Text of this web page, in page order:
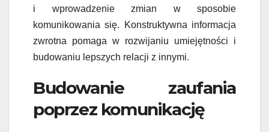
i wprowadzenie zmian w sposobie
komunikowania się. Konstruktywna informacja
zwrotna pomaga w rozwijaniu umiejętności i
budowaniu lepszych relacji z innymi.
Budowanie zaufania
poprzez komunikację